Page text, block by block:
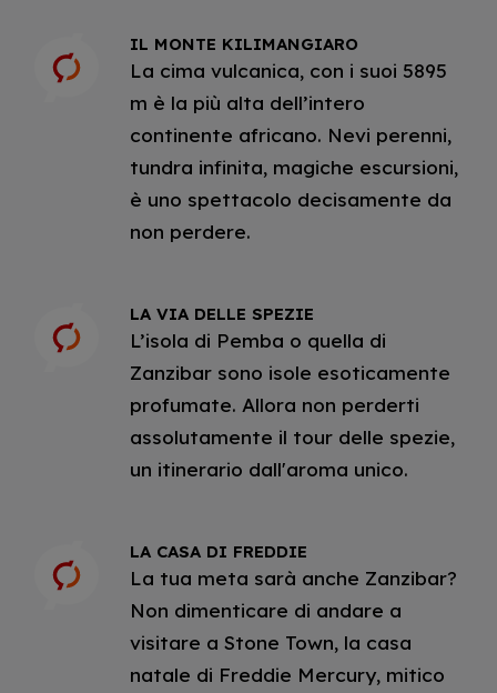
IL MONTE KILIMANGIARO
La cima vulcanica, con i suoi 5895
m è la più alta dell’intero
continente africano. Nevi perenni,
tundra infinita, magiche escursioni,
è uno spettacolo decisamente da
non perdere.
LA VIA DELLE SPEZIE
L’isola di Pemba o quella di
Zanzibar sono isole esoticamente
profumate. Allora non perderti
assolutamente il tour delle spezie,
un itinerario dall'aroma unico.
LA CASA DI FREDDIE
La tua meta sarà anche Zanzibar?
Non dimenticare di andare a
visitare a Stone Town, la casa
natale di Freddie Mercury, mitico